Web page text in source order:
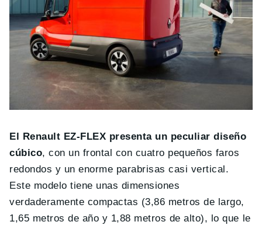
El Renault EZ-FLEX presenta un peculiar diseño
cúbico, con un frontal con cuatro pequeños faros
redondos y un enorme parabrisas casi vertical.
Este modelo tiene unas dimensiones
verdaderamente compactas (3,86 metros de largo,
1,65 metros de año y 1,88 metros de alto), lo que le